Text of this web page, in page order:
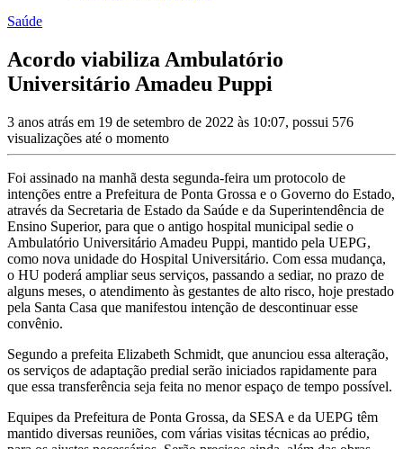
Saúde
Acordo viabiliza Ambulatório
Universitário Amadeu Puppi
3 anos atrás em 19 de setembro de 2022 às 10:07, possui 576
visualizações até o momento
Foi assinado na manhã desta segunda-feira um protocolo de
intenções entre a Prefeitura de Ponta Grossa e o Governo do Estado,
através da Secretaria de Estado da Saúde e da Superintendência de
Ensino Superior, para que o antigo hospital municipal sedie o
Ambulatório Universitário Amadeu Puppi, mantido pela UEPG,
como nova unidade do Hospital Universitário. Com essa mudança,
o HU poderá ampliar seus serviços, passando a sediar, no prazo de
alguns meses, o atendimento às gestantes de alto risco, hoje prestado
pela Santa Casa que manifestou intenção de descontinuar esse
convênio.
Segundo a prefeita Elizabeth Schmidt, que anunciou essa alteração,
os serviços de adaptação predial serão iniciados rapidamente para
que essa transferência seja feita no menor espaço de tempo possível.
Equipes da Prefeitura de Ponta Grossa, da SESA e da UEPG têm
mantido diversas reuniões, com várias visitas técnicas ao prédio,